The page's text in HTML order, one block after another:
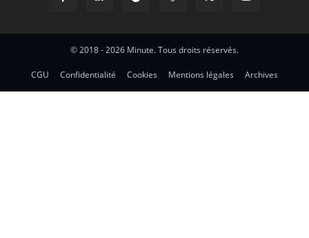
© 2018 - 2026 Minute. Tous droits réservés.
CGU Confidentialité Cookies Mentions légales Archives